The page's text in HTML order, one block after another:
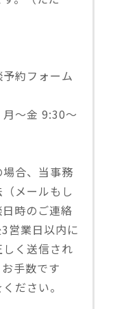
約フォーム
〜金 9:30～
合、当事務
メールもし
時のご連絡
営業日以内に
く送信され
手数です
ださい。